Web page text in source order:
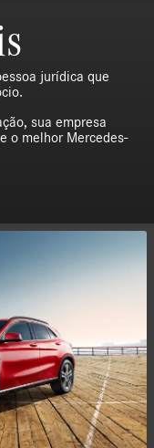
jurídica que
sua empresa
o melhor Mercedes-